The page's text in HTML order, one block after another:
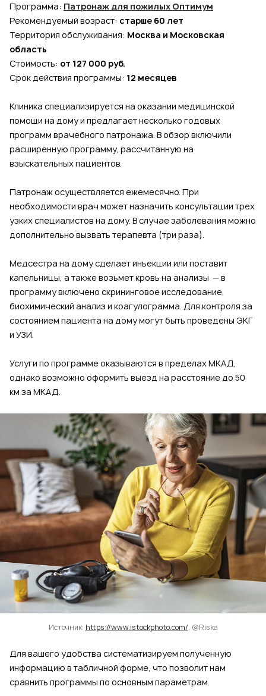
Программа: Патронаж для пожилых Оптимум
Рекомендуемый возраст: старше 60 лет
Территория обслуживания: Москва и Московская
область
Стоимость: от 127 000 руб.
Срок действия программы: 12 месяцев
Клиника специализируется на оказании медицинской
помощи на дому и предлагает несколько годовых
программ врачебного патронажа. В обзор включили
расширенную программу, рассчитанную на
взыскательных пациентов.
Патронаж осуществляется ежемесячно. При
необходимости врач может назначить консультации трех
узких специалистов на дому. В случае заболевания можно
дополнительно вызвать терапевта (три раза).
Медсестра на дому сделает инъекции или поставит
капельницы, а также возьмет кровь на анализы — в
программу включено скрининговое исследование,
биохимический анализ и коагулограмма. Для контроля за
состоянием пациента на дому могут быть проведены ЭКГ
и УЗИ.
Услуги по программе оказываются в пределах МКАД,
однако возможно оформить выезд на расстояние до 50
км за МКАД.
Источник: https://www.istockphoto.com/, @Riska
Для вашего удобства систематизируем полученную
информацию в табличной форме, что позволит нам
сравнить программы по основным параметрам.